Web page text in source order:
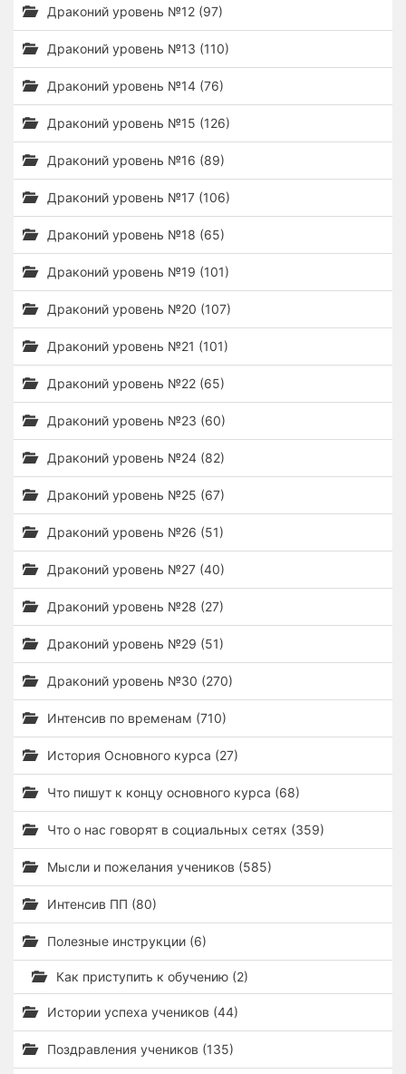
Драконий уровень №12 (97)
Драконий уровень №13 (110)
Драконий уровень №14 (76)
Драконий уровень №15 (126)
Драконий уровень №16 (89)
Драконий уровень №17 (106)
Драконий уровень №18 (65)
Драконий уровень №19 (101)
Драконий уровень №20 (107)
Драконий уровень №21 (101)
Драконий уровень №22 (65)
Драконий уровень №23 (60)
Драконий уровень №24 (82)
Драконий уровень №25 (67)
Драконий уровень №26 (51)
Драконий уровень №27 (40)
Драконий уровень №28 (27)
Драконий уровень №29 (51)
Драконий уровень №30 (270)
Интенсив по временам (710)
История Основного курса (27)
Что пишут к концу основного курса (68)
Что о нас говорят в социальных сетях (359)
Мысли и пожелания учеников (585)
Интенсив ПП (80)
Полезные инструкции (6)
Как приступить к обучению (2)
Истории успеха учеников (44)
Поздравления учеников (135)